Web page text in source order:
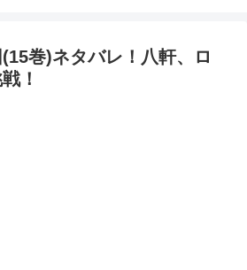
巻)ネタバレ！八軒、ロ
！